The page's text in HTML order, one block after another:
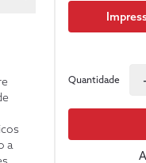
a
Quantidade -